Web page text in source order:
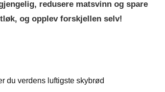
redusere matsvinn og spare
og opplev forskjellen selv!
du verdens luftigste skybrød